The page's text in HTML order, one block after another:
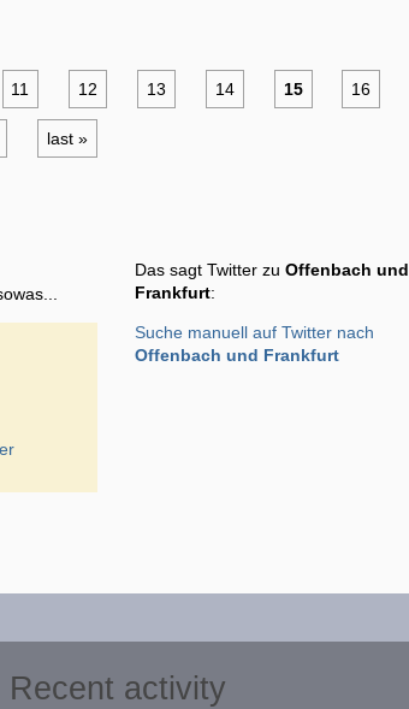
11 12 13 14 15 16
last »
Das sagt Twitter zu Offenbach und
Frankfurt:
Suche manuell auf Twitter nach
Offenbach und Frankfurt
Recent activity